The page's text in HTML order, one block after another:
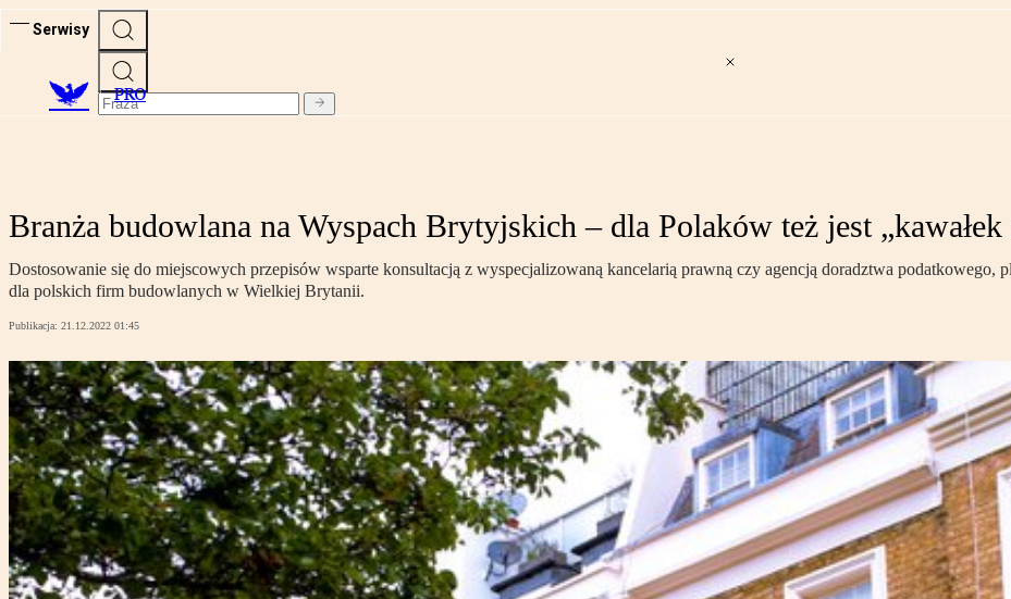
Serwisy
PRO
Branża budowlana na Wyspach Brytyjskich – dla Polaków też jest „kawałek
Dostosowanie się do miejscowych przepisów wsparte konsultacją z wyspecjalizowaną kancelarią prawną czy agencją doradztwa podatkowego,
dla polskich firm budowlanych w Wielkiej Brytanii.
Publikacja: 21.12.2022 01:45